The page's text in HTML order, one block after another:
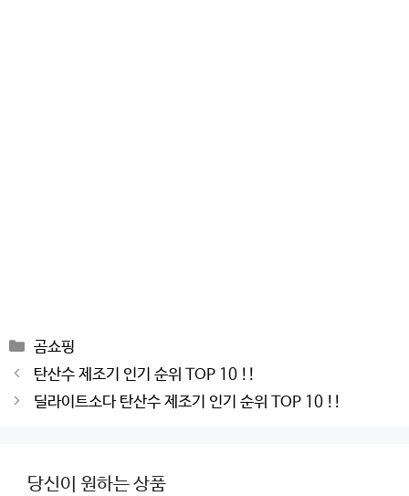
Categories
곰쇼핑
Post
navigation
탄산수 제조기 인기 순위 TOP 10 !!
딜라이트소다 탄산수 제조기 인기 순위 TOP 10 !!
당신이 원하는 상품